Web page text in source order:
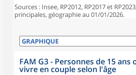
Sources : Insee, RP2012, RP2017 et
principales, géographie au 01/01/2026.
FAM G3 - Personnes de 15
vivre en couple selon l'âge